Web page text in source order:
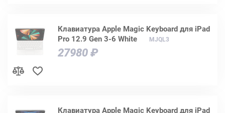
Клавиатура Apple Magic Keyboard для iPad
Pro 12.9 Gen 3-6 White
MJQL3
27980 ₽
Клавиатура Apple Magic Keyboard для iPad